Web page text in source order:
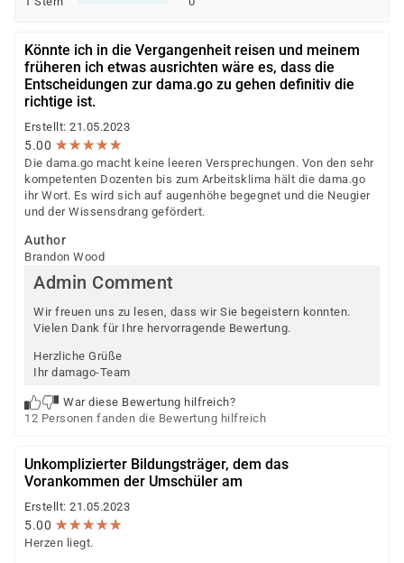
Könnte ich in die Vergangenheit reisen und meinem
früheren ich etwas ausrichten wäre es, dass die
Entscheidungen zur dama.go zu gehen definitiv die
richtige ist.
Erstellt: 21.05.2023
5.00 ★★★★★
★★★★★
Die dama.go macht keine leeren Versprechungen. Von den sehr
kompetenten Dozenten bis zum Arbeitsklima hält die dama.go
ihr Wort. Es wird sich auf augenhöhe begegnet und die Neugier
und der Wissensdrang gefördert.
Author
Brandon Wood
Admin Comment
Wir freuen uns zu lesen, dass wir Sie begeistern konnten.
Vielen Dank für Ihre hervorragende Bewertung.
Herzliche Grüße
Ihr damago-Team
War diese Bewertung hilfreich?
12 Personen fanden die Bewertung hilfreich
Unkomplizierter Bildungsträger, dem das
Vorankommen der Umschüler am
Erstellt: 21.05.2023
5.00 ★★★★★
★★★★★
Herzen liegt.